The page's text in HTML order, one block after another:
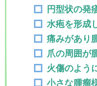
円型状の発
水疱を形成
痛みがあり
爪の周囲が
火傷のよう
小さな腫瘤